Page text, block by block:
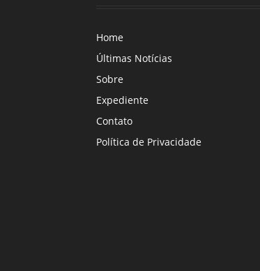
Home
Últimas Notícias
Sobre
Expediente
Contato
Política de Privacidade